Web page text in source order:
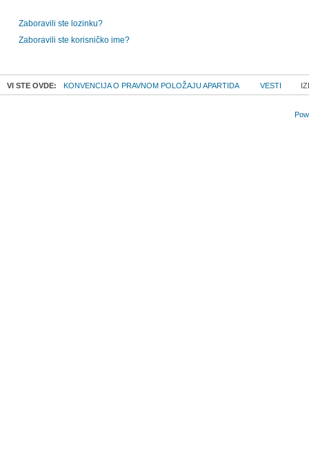
Zaboravili ste lozinku?
Zaboravili ste korisničko ime?
VI STE OVDE: KONVENCIJA O PRAVNOM POLOŽAJU APARTIDA VESTI